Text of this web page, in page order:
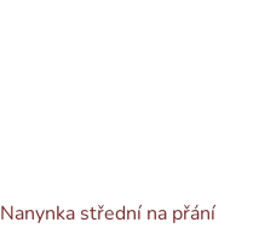
Nanynka střední na přání